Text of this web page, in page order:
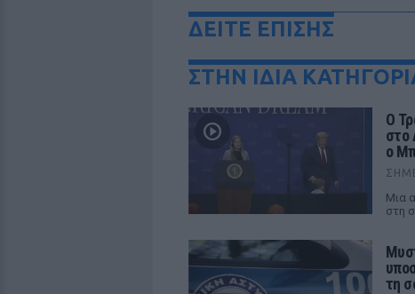
ΔΕΙΤΕ ΕΠΙΣΗΣ
ΣΤΗΝ ΙΔΙΑ
Ο
στο
ο
Μια
στη
τη